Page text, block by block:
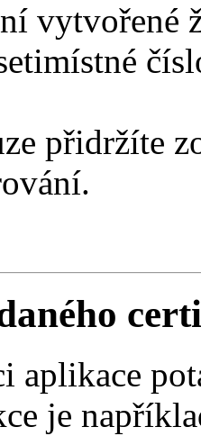
vytvořené
přidržíte
aplikace
je